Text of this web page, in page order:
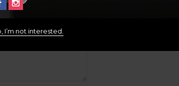
I’m not interested.